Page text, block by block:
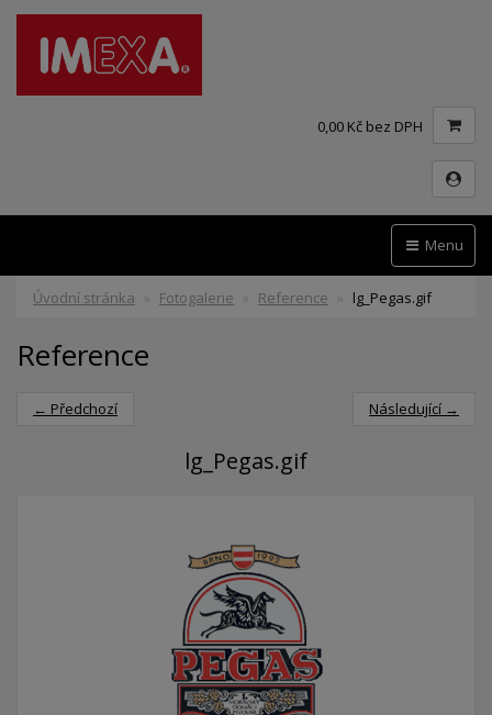
0,00 Kč bez DPH
Menu
Úvodní stránka Fotogalerie Reference lg_Pegas.gif
Reference
← Předchozí Následující →
lg_Pegas.gif